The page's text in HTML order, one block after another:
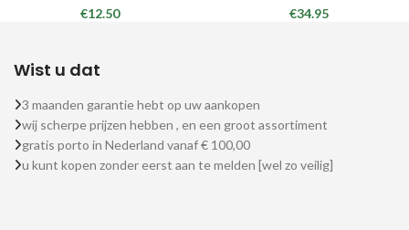
€12.50 €34.95
Wist u dat
3 maanden garantie hebt op uw aankopen
wij scherpe prijzen hebben , en een groot assortiment
gratis porto in Nederland vanaf € 100,00
u kunt kopen zonder eerst aan te melden [wel zo veilig]